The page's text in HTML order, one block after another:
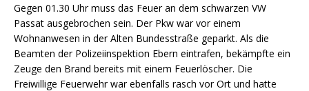
Gegen 01.30 Uhr muss das Feuer an dem schwarzen VW
Passat ausgebrochen sein. Der Pkw war vor einem
Wohnanwesen in der Alten Bundesstraße geparkt. Als die
Beamten der Polizeiinspektion Ebern eintrafen, bekämpfte ein
Zeuge den Brand bereits mit einem Feuerlöscher. Die
Freiwillige Feuerwehr war ebenfalls rasch vor Ort und hatte